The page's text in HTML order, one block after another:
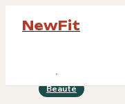
NewFit
Beauté
Beauté